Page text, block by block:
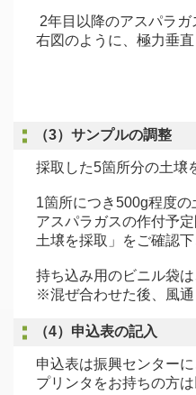
2年目以降のアスパラガ
右図のように、極力垂
（3）サンプルの調整
採取した5箇所分の土壌
1箇所につき500g程度
アスパラガスの作付予
土壌を採取」をご確認下
持ち込み用のビニル袋
※混ぜ合わせた後、風通
（4）申込表の記入
申込表は振興センター
プリンタをお持ちの方